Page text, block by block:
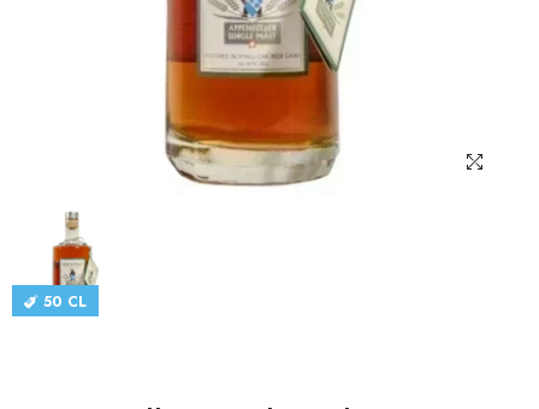
CATALOGUES
CONTACT
50 CL